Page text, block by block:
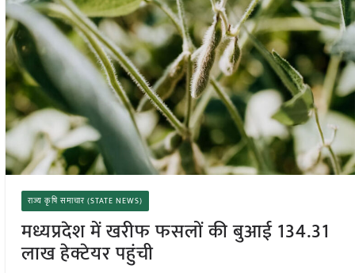
राज्य कृषि समाचार (STATE NEWS)
मध्यप्रदेश में खरीफ फसलों की बुआई 134.31
लाख हेक्टेयर पहुंची